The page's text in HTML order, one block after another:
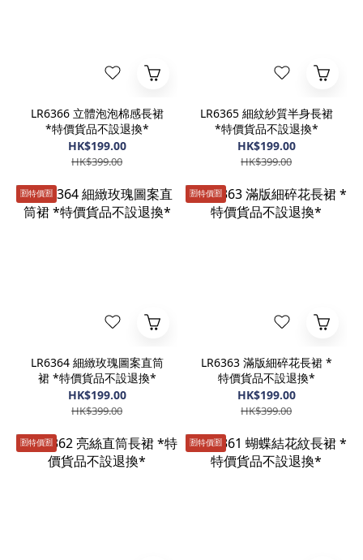
LR6366 立體泡泡棉感長裙
*特價貨品不設退換*
HK$199.00
HK$399.00
LR6365 細紋紗質半身長裙
*特價貨品不設退換*
HK$199.00
HK$399.00
🈹️特價🈹️
LR6364 細緻玫瑰圖案直筒
裙 *特價貨品不設退換*
HK$199.00
HK$399.00
🈹️特價🈹️
LR6363 滿版細碎花長裙 *
特價貨品不設退換*
HK$199.00
HK$399.00
🈹️特價🈹️ 🈹️特價🈹️